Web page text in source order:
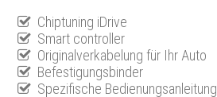
Chiptuning iDrive
Smart controller
Originalverkabelung für Ihr Auto
Befestigungsbinder
Spezifische Bedienungsanleitung